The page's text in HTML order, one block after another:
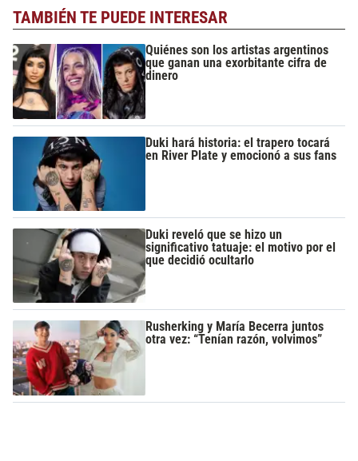
TAMBIÉN TE PUEDE INTERESAR
Quiénes son los artistas argentinos
que ganan una exorbitante cifra de
dinero
Duki hará historia: el trapero tocará
en River Plate y emocionó a sus fans
Duki reveló que se hizo un
significativo tatuaje: el motivo por el
que decidió ocultarlo
Rusherking y María Becerra juntos
otra vez: “Tenían razón, volvimos”